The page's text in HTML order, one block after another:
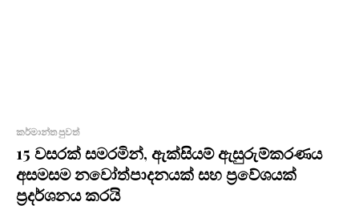
කර්මාන්ත පුවත්
15 වසරක් සමරමින්, ඇක්සියම් ඇසුරුම්කරණය
අසමසම නවෝත්පාදනයක් සහ ප්‍රවේශයක්
ප්‍රදර්ශනය කරයි